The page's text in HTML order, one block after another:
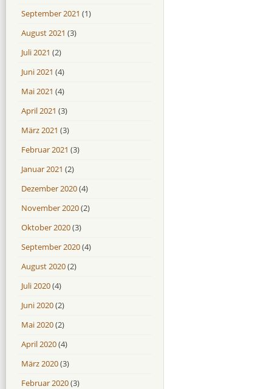
September 2021 (1)
August 2021 (3)
Juli 2021 (2)
Juni 2021 (4)
Mai 2021 (4)
April 2021 (3)
März 2021 (3)
Februar 2021 (3)
Januar 2021 (2)
Dezember 2020(4)
November 2020(2)
Oktober 2020(3)
September 2020(4)
August 2020(2)
Juli 2020(4)
Juni 2020(2)
Mai 2020(2)
April 2020(4)
März 2020(3)
Februar 2020(3)